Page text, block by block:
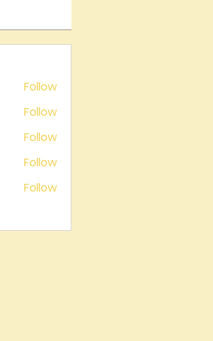
Follow
Follow
Follow
Follow
Follow